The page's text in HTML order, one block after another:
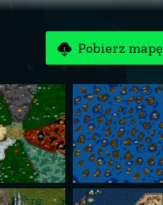
Pobierz mapę